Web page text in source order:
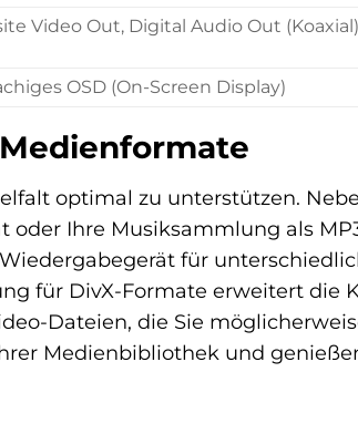
Video Out, Digital Audio Out
OSD (On-Screen Display)
optimal zu unterstützen.
oder Ihre Musiksammlung als
für
für DivX-Formate erweitert die
Dateien, die Sie
Medienbibliothek und